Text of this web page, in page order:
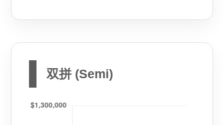
双拼 (Semi)